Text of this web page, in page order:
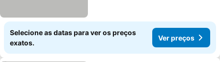
Selecione as datas para ver os preços
exatos.
Ver preços